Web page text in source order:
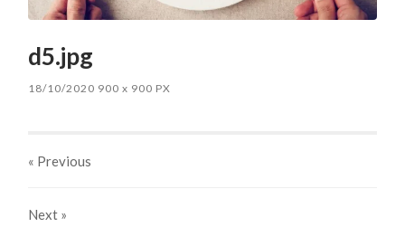
d5.jpg
18/10/2020 900x 900 PX
« Previous
Next »